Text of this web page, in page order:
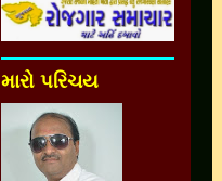
મારો પરિચય